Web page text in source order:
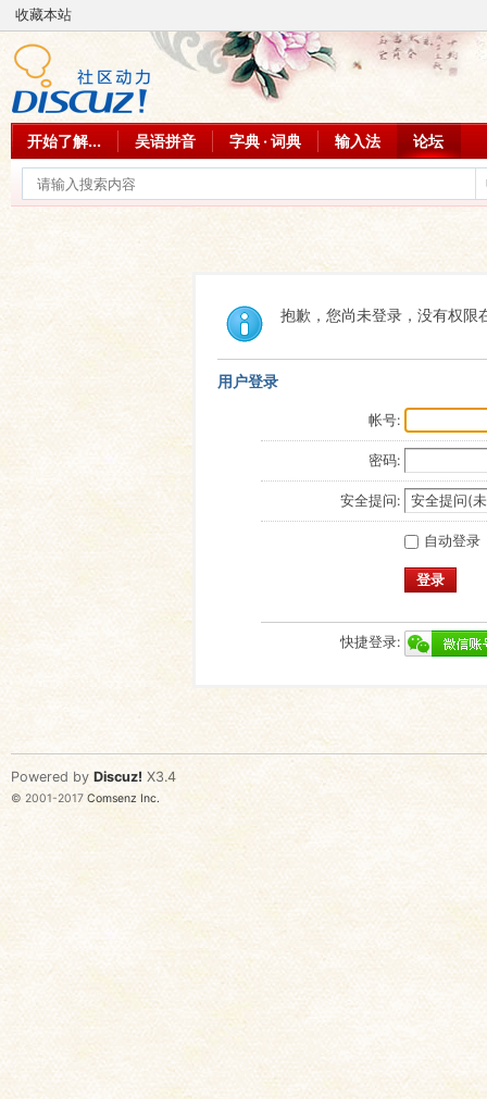
收藏本站
开始了解... 吴语拼音 字典 · 词典 输入法 论坛
抱歉，您尚未登录，没有权限
用户登录
帐号:
密码:
安全提问:
自动登录
登录
快捷登录:
Powered by Discuz! X3.4
© 2001-2017 Comsenz Inc.